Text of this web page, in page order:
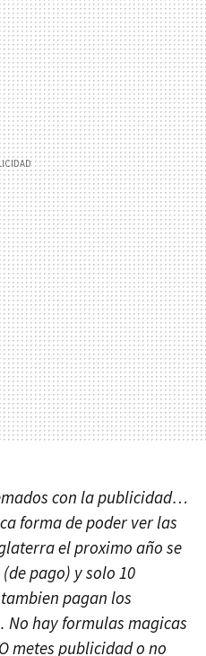
con la publicidad…
forma de poder ver las
el proximo año se
pago) y solo 10
pagan los
No hay formulas magicas
metes publicidad o no